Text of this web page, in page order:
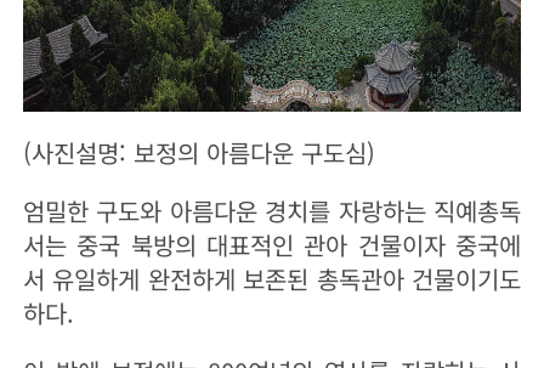
(사진설명: 보정의 아름다운 구도심)
엄밀한 구도와 아름다운 경치를 자랑하는 직예총독
서는 중국 북방의 대표적인 관아 건물이자 중국에
서 유일하게 완전하게 보존된 총독관아 건물이기도
하다.